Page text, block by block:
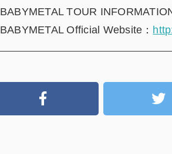
BABYMETAL TOUR
BABYMETAL Official Website：